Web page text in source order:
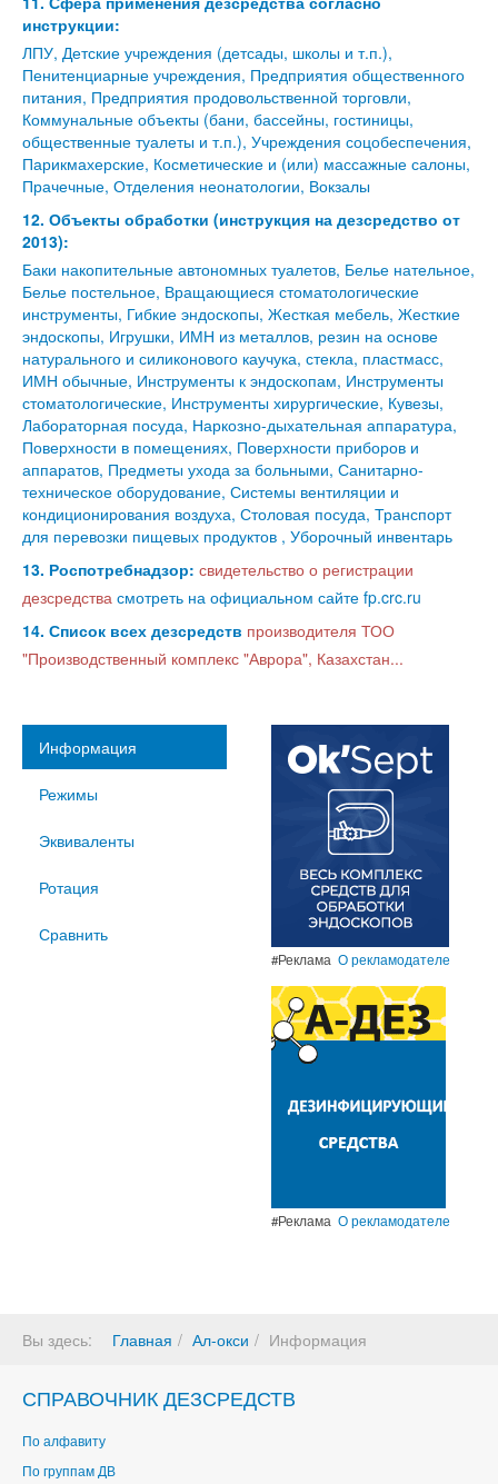
инструкции:
ЛПУ, Детские учреждения (детсады, школы и т.п.),
Пенитенциарные учреждения, Предприятия общественного
питания, Предприятия продовольственной торговли,
Коммунальные объекты (бани, бассейны, гостиницы,
общественные туалеты и т.п.), Учреждения соцобеспечения,
Парикмахерские, Косметические и (или) массажные салоны,
Прачечные, Отделения неонатологии, Вокзалы
12. Объекты обработки (инструкция на дезсредство от
2013):
Баки накопительные автономных туалетов, Белье нательное,
Белье постельное, Вращающиеся стоматологические
инструменты, Гибкие эндоскопы, Жесткая мебель, Жесткие
эндоскопы, Игрушки, ИМН из металлов, резин на основе
натурального и силиконового каучука, стекла, пластмасс,
ИМН обычные, Инструменты к эндоскопам, Инструменты
стоматологические, Инструменты хирургические, Кувезы,
Лабораторная посуда, Наркозно-дыхательная аппаратура,
Поверхности в помещениях, Поверхности приборов и
аппаратов, Предметы ухода за больными, Санитарно-
техническое оборудование, Системы вентиляции и
кондиционирования воздуха, Столовая посуда, Транспорт
для перевозки пищевых продуктов , Уборочный инвентарь
13. Роспотребнадзор: свидетельство о регистрации
дезсредства смотреть на официальном сайте fp.crc.ru
14. Список всех дезсредств производителя ТОО
"Производственный комплекс "Аврора", Казахстан...
Информация
Режимы
Эквиваленты
Ротация
Сравнить
#Реклама О рекламодателе
#Реклама О рекламодателе
Вы здесь: Главная Ал-окси Информация
СПРАВОЧНИК ДЕЗСРЕДСТВ
По алфавиту
По группам ДВ